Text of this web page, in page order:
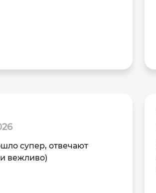
супер, отвечают
вежливо)